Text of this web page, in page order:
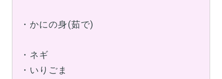
・かにの身(茹で)
・ネギ
・いりごま